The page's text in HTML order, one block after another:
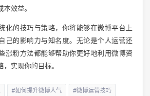
效益。
化的技巧与策略，你将能够在微博平台上
己的影响力与知名度。无论是个人运营还
涨粉方法都能够帮助你更好地利用微博资
实现你的目标。
#如何提升微博人气 #微博运营技巧